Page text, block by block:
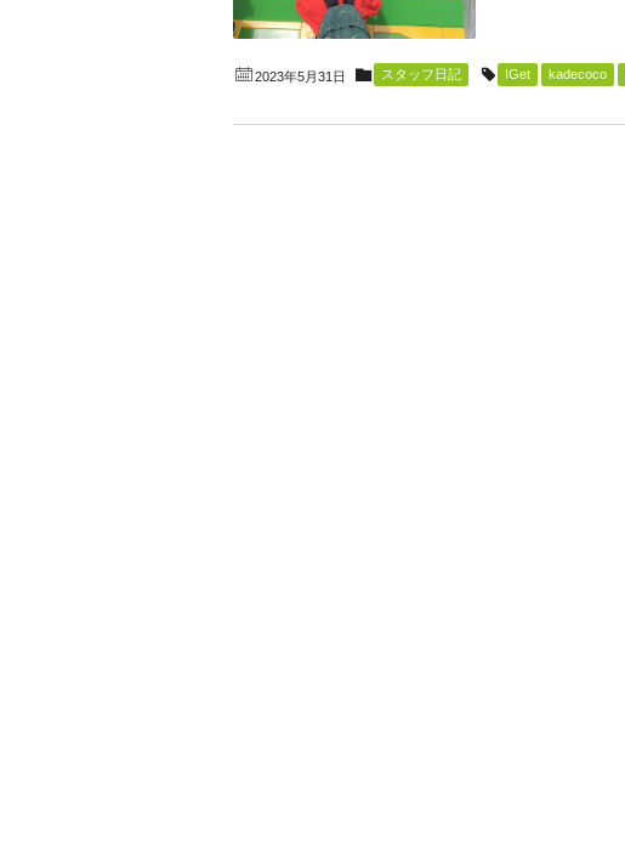
2023年5月31日 スタッフ日記 IGet kadecoco